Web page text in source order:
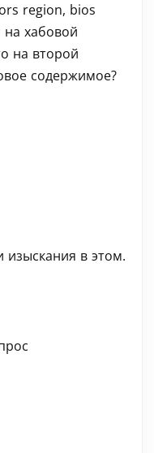
region, bios
на хабовой
на второй
содержимое?
в этом.